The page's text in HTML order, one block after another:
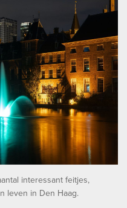
interessant feitjes,
leven in Den Haag.